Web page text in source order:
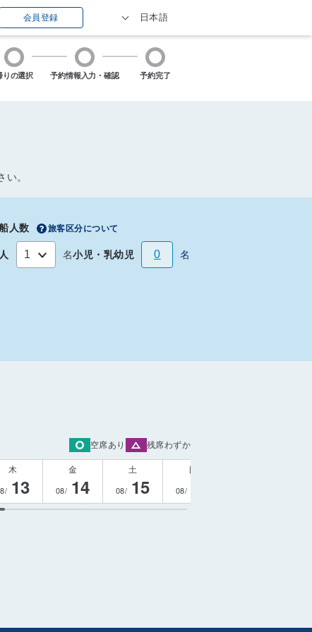
会員登録 日本語
りの選択 予約情報入力 ・確認 予約完了
。
人数 旅客区分について
名小児・乳幼児 0 名
空席あり 残席わずか
木
13
金
08/ 14
土
08/ 15
日
08/